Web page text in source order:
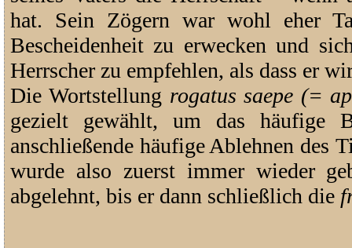
hat. Sein Zögern war wohl eher
Bescheidenheit zu erwecken und
Herrscher zu empfehlen, als dass er
Die Wortstellung rogatus saepe (=
gezielt gewählt, um das häufige
anschließende häufige Ablehnen des
wurde also zuerst immer wieder
abgelehnt, bis er dann schließlich die